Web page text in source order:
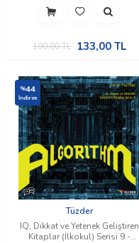
190,00TL 133,00 TL
%44
İndirim
Tüzder
​IQ, Dikkat ve Yetenek Geliştiren
Kitaplar (İlkokul) Serisi 9 -